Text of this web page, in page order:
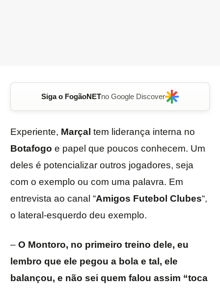
Siga o FogãoNETno Google Discover
Experiente, Marçal tem liderança interna no
Botafogo e papel que poucos conhecem. Um
deles é potencializar outros jogadores, seja
com o exemplo ou com uma palavra. Em
entrevista ao canal “Amigos Futebol Clubes“,
o lateral-esquerdo deu exemplo.
– O Montoro, no primeiro treino dele, eu
lembro que ele pegou a bola e tal, ele
balançou, e não sei quem falou assim “toca